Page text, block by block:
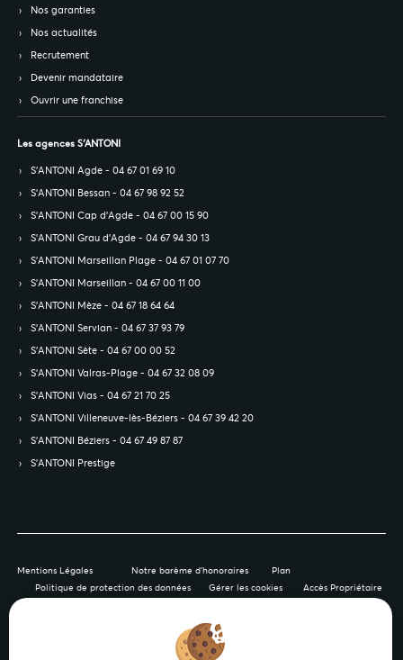
Nos garanties
Nos actualités
Recrutement
Devenir mandataire
Ouvrir une franchise
Les agences S’ANTONI
S’ANTONI Agde - 04 67 01 69 10
S’ANTONI Bessan - 04 67 98 92 52
S’ANTONI Cap d'Agde - 04 67 00 15 90
S’ANTONI Grau d'Agde - 04 67 94 30 13
S’ANTONI Marseillan Plage - 04 67 01 07 70
S’ANTONI Marseillan - 04 67 00 11 00
S’ANTONI Mèze - 04 67 18 64 64
S’ANTONI Servian - 04 67 37 93 79
S’ANTONI Sète - 04 67 00 00 52
S’ANTONI Valras-Plage - 04 67 32 08 09
S’ANTONI Vias - 04 67 21 70 25
S’ANTONI Villeneuve-lès-Béziers - 04 67 39 42 20
S’ANTONI Béziers - 04 67 49 87 87
S’ANTONI Prestige
Mentions Légales Notre barème d'honoraires
Plan
Politique de protection des données
Gérer les cookies Accès Propriétaire